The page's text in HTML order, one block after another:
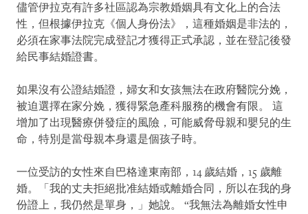
儘管伊拉克有許多社區認為宗教婚姻具有文化上的合法
性，但根據伊拉克《個人身份法》，這種婚姻是非法的，
必須在家事法院完成登記才獲得正式承認，並在登記後發
給民事結婚證書。
如果沒有公證結婚證，婦女和女孩無法在政府醫院分娩，
被迫選擇在家分娩，獲得緊急產科服務的機會有限。 這
增加了出現醫療併發症的風險，可能威脅母親和嬰兒的生
命，特別是當母親本身還是個孩子時。
一位受訪的女性來自巴格達東南部，14 歲結婚，15 歲離
婚。「我的丈夫拒絕批准結婚或離婚合同，所以在我的身
份證上，我仍然是單身，」她說。 “我無法為離婚女性申